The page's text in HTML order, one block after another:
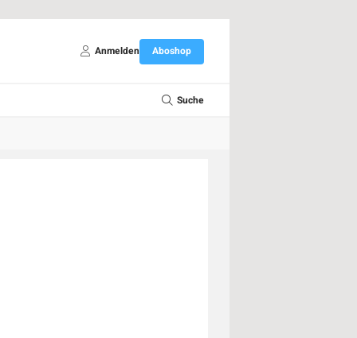
Anmelden Aboshop
Suche